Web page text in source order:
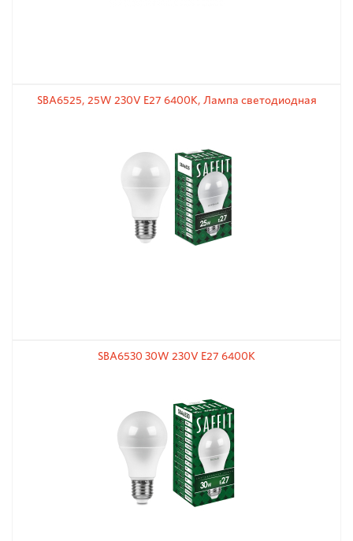
SBA6525, 25W 230V E27 6400K, Лампа светодиодная
SBA6530 30W 230V E27 6400К